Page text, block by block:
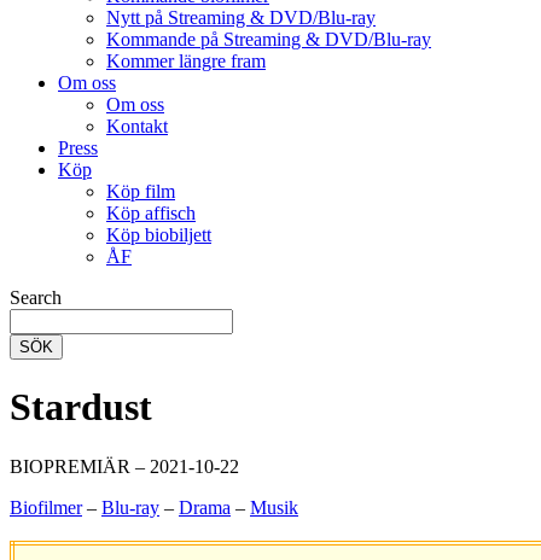
Nytt på Streaming & DVD/Blu-ray
Kommande på Streaming & DVD/Blu-ray
Kommer längre fram
Om oss
Om oss
Kontakt
Press
Köp
Köp film
Köp affisch
Köp biobiljett
ÅF
Search
SÖK
Stardust
BIOPREMIÄR – 2021-10-22
Biofilmer– Blu-ray – Drama – Musik